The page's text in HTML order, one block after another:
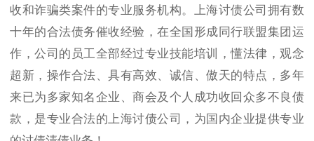
收和诈骗类案件的专业服务机构。上海讨债公司拥有数
十年的合法债务催收经验，在全国形成同行联盟集团运
作，公司的员工全部经过专业技能培训，懂法律，观念
超新，操作合法、具有高效、诚信、傲天的特点，多年
来已为多家知名企业、商会及个人成功收回众多不良债
款，是专业合法的上海讨债公司，为国内企业提供专业